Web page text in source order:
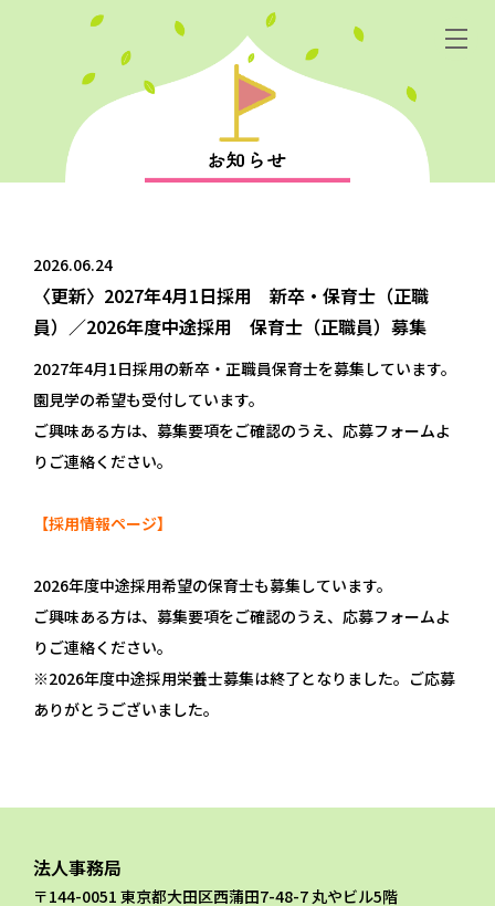
2026.06.24
〈更新〉2027年4月1日採用 新卒・保育士（正職
員）／2026年度中途採用 保育士（正職員）募集
2027年4月1日採用の新卒・正職員保育士を募集しています。
園見学の希望も受付しています。
ご興味ある方は、募集要項をご確認のうえ、応募フォームよ
りご連絡ください。
【採用情報ページ】
2026年度中途採用希望の保育士も募集しています。
ご興味ある方は、募集要項をご確認のうえ、応募フォームよ
りご連絡ください。
※2026年度中途採用栄養士募集は終了となりました。ご応募
ありがとうございました。
法人事務局
〒144-0051 東京都大田区西蒲田7-48-7 丸やビル5階